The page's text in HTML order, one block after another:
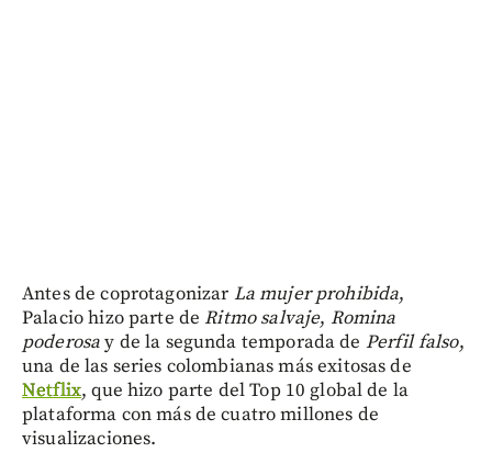
Antes de coprotagonizar La mujer prohibida,
Palacio hizo parte deRitmo salvaje, Romina
poderosay de la segunda temporada de Perfil falso,
una de las series colombianas más exitosas de
Netflix, que hizo parte del Top 10 global de la
plataforma con más de cuatro millones de
visualizaciones.